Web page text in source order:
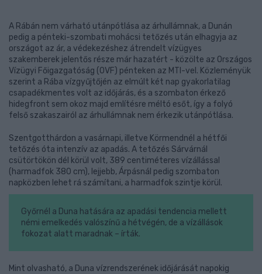
A Rábán nem várható utánpótlása az árhullámnak, a Dunán
pedig a pénteki-szombati mohácsi tetőzés után elhagyja az
országot az ár, a védekezéshez átrendelt vízügyes
szakemberek jelentős része már hazatért - közölte az Országos
Vízügyi Főigazgatóság (OVF) pénteken az MTI-vel. Közleményük
szerint a Rába vízgyűjtőjén az elmúlt két nap gyakorlatilag
csapadékmentes volt az időjárás, és a szombaton érkező
hidegfront sem okoz majd említésre méltó esőt, így a folyó
felső szakaszairól az árhullámnak nem érkezik utánpótlása.
Szentgotthárdon a vasárnapi, illetve Körmendnél a hétfői
tetőzés óta intenzív az apadás. A tetőzés Sárvárnál
csütörtökön dél körül volt, 389 centiméteres vízállással
(harmadfok 380 cm), lejjebb, Árpásnál pedig szombaton
napközben lehet rá számítani, a harmadfok szintje körül.
Győrnél a Duna hatására az apadási tendencia mellett
némi emelkedés valószínű a hétvégén, de a vízállások
fokozat alatt maradnak – írták.
Mint olvasható, a Duna vízrendszerének időjárását napokig